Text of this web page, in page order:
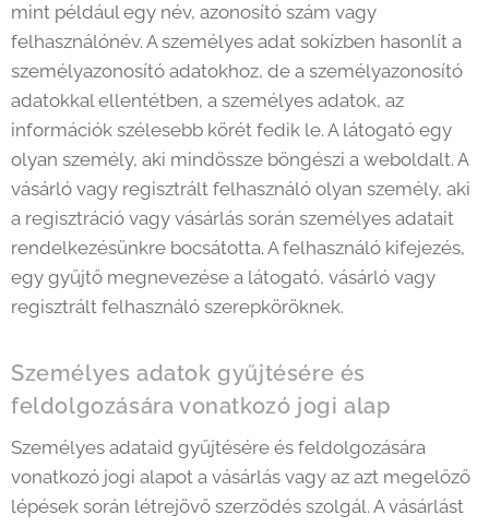
mint például egy név, azonosító szám vagy
felhasználónév. A személyes adat sokízben hasonlít a
személyazonosító adatokhoz, de a személyazonosító
adatokkal ellentétben, a személyes adatok, az
információk szélesebb körét fedik le. A látogató egy
olyan személy, aki mindössze böngészi a weboldalt. A
vásárló vagy regisztrált felhasználó olyan személy, aki
a regisztráció vagy vásárlás során személyes adatait
rendelkezésünkre bocsátotta. A felhasználó kifejezés,
egy gyűjtő megnevezése a látogató, vásárló vagy
regisztrált felhasználó szerepköröknek.
Személyes adatok gyűjtésére és
feldolgozására vonatkozó jogi alap
Személyes adataid gyűjtésére és feldolgozására
vonatkozó jogi alapot a vásárlás vagy az azt megelőző
lépések során létrejövő szerződés szolgál. A vásárlást